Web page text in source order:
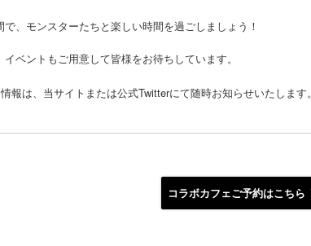
、モンスターたちと楽しい時間を過ごしましょう！
ベントもご用意して皆様をお待ちしています。
は、当サイトまたは公式Twitterにて随時お知らせいたします。
コラボカフェご予約はこちら